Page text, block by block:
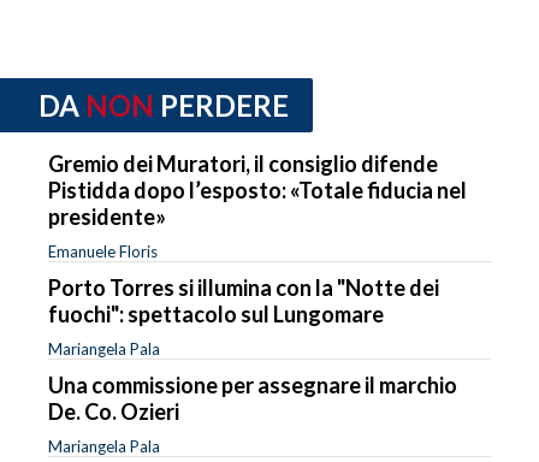
DA NON PERDERE
Gremio dei Muratori, il consiglio difende
Pistidda dopo l’esposto: «Totale fiducia nel
presidente»
Emanuele Floris
Porto Torres si illumina con la "Notte dei
fuochi": spettacolo sul Lungomare
Mariangela Pala
Una commissione per assegnare il marchio
De. Co. Ozieri
Mariangela Pala